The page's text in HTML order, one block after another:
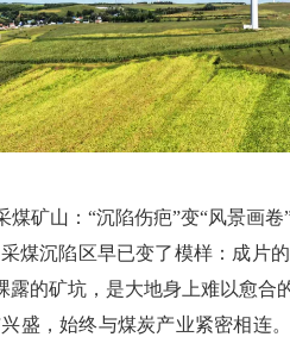
煤矿山： “沉陷伤疤”变“风景画卷
煤沉陷区早已变了模样：成片
露的矿坑，是大地身上难以愈合
盛，始终与煤炭产业紧密相连